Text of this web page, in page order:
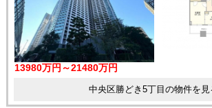
13980万円～21480万円
中央区勝どき5丁目の物件を見